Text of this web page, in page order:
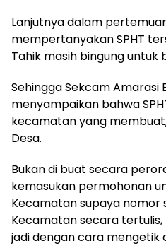
Lanjutnya dalam
mempertanyakan SPHT
Tahik masih bingung untuk
Sehingga Sekcam Amarasi
menyampaikan bahwa
kecamatan yang
Desa.
Bukan di buat secara
kemasukan permohonan
Kecamatan supaya nomor
Kecamatan secara
jadi dengan cara mengetik